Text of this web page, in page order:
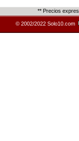
** Precios
© 2002/2022 Solo10.com